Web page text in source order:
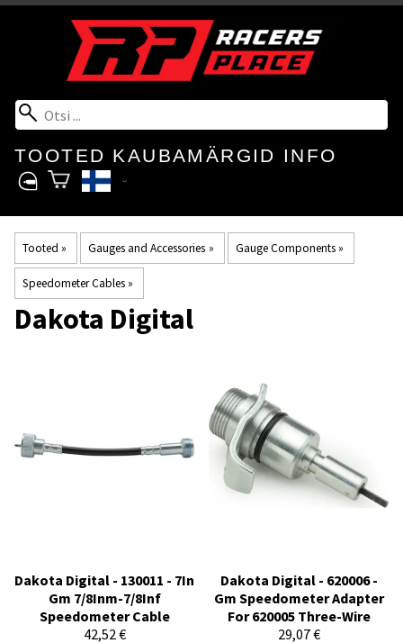
TOOTED KAUBAMÄRGID INFO
Tooted ‪» Gauges and Accessories ‪» Gauge Components‪»
Speedometer Cables‪»
Dakota Digital
Dakota Digital - 130011 - 7In
Gm 7/8Inm-7/8Inf
Speedometer Cable
42,52 €
Dakota Digital - 620006 -
Gm Speedometer Adapter
For 620005 Three-Wire
29,07 €